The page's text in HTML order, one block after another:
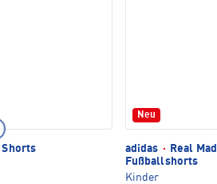
Shorts
Neu
adidas ·
Real
Fußballshorts
Kinder